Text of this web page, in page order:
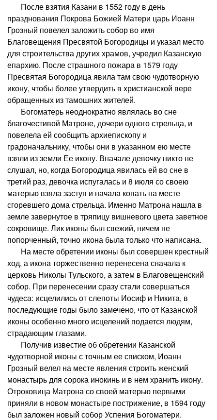
После взятия Казани в 1552 году в день
празднования Покрова Божией Матери царь Иоанн
Грозный повелел заложить собор во имя
Благовещения Пресвятой Богородицы и указал место
для строительства других храмов, учредил Казанскую
епархию. После страшного пожара в 1579 году
Пресвятая Богородица явила там свою чудотворную
икону, чтобы более утвердить в христианской вере
обращенных из тамошних жителей.
Богоматерь неоднократно являлась во сне
благочестивой Матроне, дочери одного стрельца, и
повелела ей сообщить архиепископу и
градоначальнику, чтобы они в указанном ею месте
взяли из земли Ее икону. Вначале девочку никто не
слушал, но, когда Богородица явилась ей во сне в
третий раз, девочка испугалась и 8 июля со своею
матерью взяла заступ и начала копать на месте
сгоревшего дома стрельца. Именно Матрона нашла в
земле завернутое в тряпицу вишневого цвета заветное
сокровище. Лик иконы был свежий, ничем не
попорченный, точно икона была только что написана.
На месте обретении иконы был совершен крестный
ход, а икона торжественно перенесена сначала к
церковь Николы Тульского, а затем в Благовещенский
собор. При перенесении сразу стали совершаться
чудеса: исцелились от слепоты Иосиф и Никита, в
последующие годы было замечено, что от Казанской
иконы особенно много исцелений подается людям,
страдающим глазами.
Получив известие об обретении Казанской
чудотворной иконы с точным ее списком, Иоанн
Грозный велел на месте явления строить женский
монастырь для сорока инокинь и в нем хранить икону.
Отроковица Матрона со своей матерью первыми
приняли в новом монастыре пострижение, в 1594 году
был заложен новый собор Успения Богоматери.